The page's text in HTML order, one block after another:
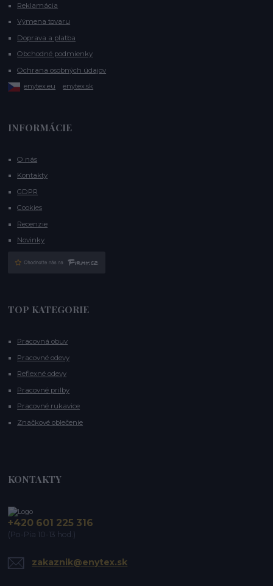
Reklamácia
Výmena tovaru
Doprava a platba
Obchodné podmienky
Ochrana osobných údajov
enytex.eu
enytex.sk
INFORMÁCIE
O nás
Kontakty
GDPR
Cookies
Recenzie
Novinky
TOP KATEGORIE
Pracovná obuv
Pracovné odevy
Reflexné odevy
Pracovné prilby
Pracovné rukavice
Značkové oblečenie
KONTAKTY
+420 601 225 316
(Po-Pia 10-13 hod.)
zakaznik@enytex.sk